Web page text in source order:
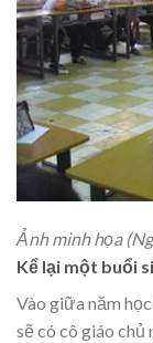
Ảnh minh họa
Kể lại một buổi
Vào giữa năm
sẽ có cô giáo chủ